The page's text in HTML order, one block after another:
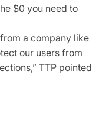
$0 you need to
a company like
our users from
TTP pointed